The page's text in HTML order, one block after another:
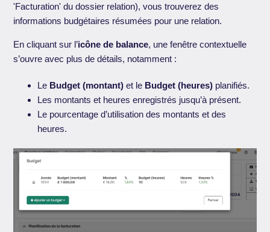
'Facturation' du dossier relation), vous trouverez des
informations budgétaires résumées pour une relation.
En cliquant sur l’icône de balance, une fenêtre contextuelle
s’ouvre avec plus de détails, notamment :
Le Budget (montant) et le Budget (heures) planifiés.
Les montants et heures enregistrés jusqu’à présent.
Le pourcentage d’utilisation des montants et des
heures.